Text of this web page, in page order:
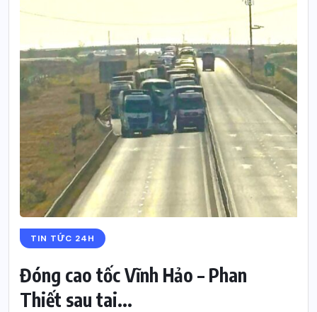
TIN TỨC 24H
Đóng cao tốc Vĩnh Hảo – Phan
Thiết sau tai...